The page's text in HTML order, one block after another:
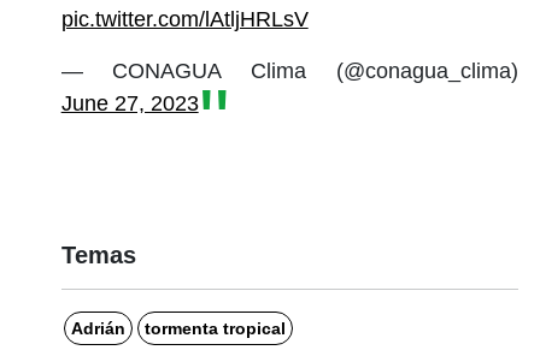
pic.twitter.com/lAtljHRLsV
— CONAGUA Clima (@conagua_clima)
June 27, 2023
Temas
Adrián tormenta tropical